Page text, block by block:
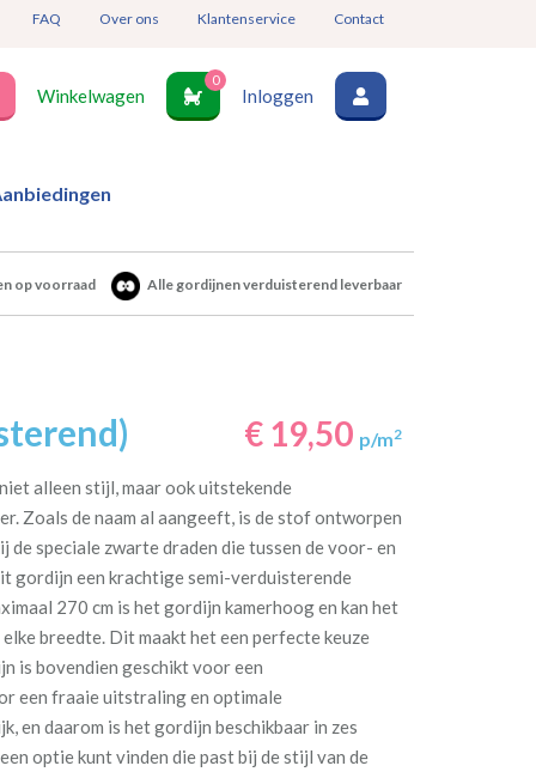
FAQ Over ons Klantenservice Contact
Winkelwagen
0
Inloggen
op voorraad Alle gordijnen verduisterend leverbaar
€ 19,50 p/m2
alleen stijl, maar ook uitstekende
Zoals de naam al aangeeft, is de stof ontworpen
de speciale zwarte draden die tussen de voor- en
gordijn een krachtige semi-verduisterende
270 cm is het gordijn kamerhoog en kan het
breedte. Dit maakt het een perfecte keuze
is bovendien geschikt voor een
een fraaie uitstraling en optimale
en daarom is het gordijn beschikbaar in zes
optie kunt vinden die past bij de stijl van de